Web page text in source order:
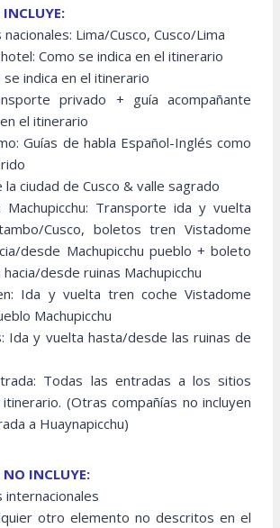
INCLUYE:
Lima/Cusco, Cusco/Lima
Como se indica en el itinerario
se indica en el itinerario
privado + guía acompañante
el itinerario
Guías de habla Español-Inglés como
la ciudad de Cusco & valle sagrado
Machupicchu: Transporte ida y vuelta
Cusco, boletos tren Vistadome
desde Machupicchu pueblo + boleto
desde ruinas Machupicchu
Ida y vuelta tren coche Vistadome
Machupicchu
Ida y vuelta hasta/desde las ruinas de
Todas las entradas a los sitios
(Otras compañías no incluyen
a Huaynapicchu)
NO INCLUYE:
internacionales
otro elemento no descritos en el